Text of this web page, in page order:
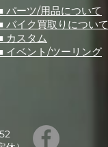
パーツ/用品について
バイク買取りについて
カスタム
イベント/ツーリング